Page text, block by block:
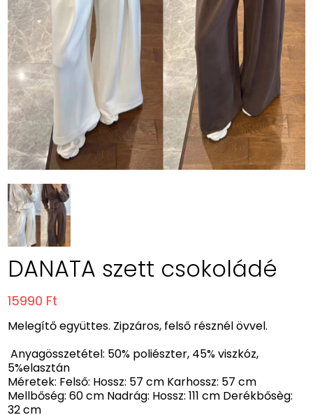
DANATA szett csokoládé
15990 Ft
Melegítő együttes. Zipzáros, felső résznél övvel.
Anyagösszetétel: 50% poliészter, 45% viszkóz,
5%elasztán
Méretek: Felső: Hossz: 57 cm Karhossz: 57 cm
Mellbőség: 60 cm Nadrág: Hossz: 111 cm Derékbősèg:
32 cm